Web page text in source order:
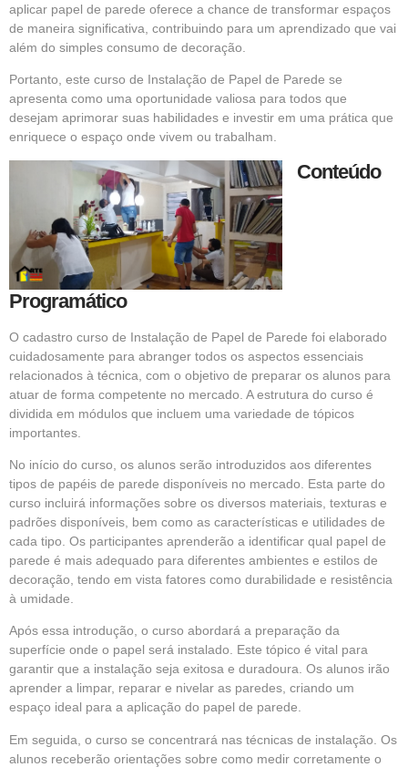
aplicar papel de parede oferece a chance de transformar espaços
de maneira significativa, contribuindo para um aprendizado que vai
além do simples consumo de decoração.
Portanto, este curso de Instalação de Papel de Parede se
apresenta como uma oportunidade valiosa para todos que
desejam aprimorar suas habilidades e investir em uma prática que
enriquece o espaço onde vivem ou trabalham.
Conteúdo
Programático
O cadastro curso de Instalação de Papel de Parede foi elaborado
cuidadosamente para abranger todos os aspectos essenciais
relacionados à técnica, com o objetivo de preparar os alunos para
atuar de forma competente no mercado. A estrutura do curso é
dividida em módulos que incluem uma variedade de tópicos
importantes.
No início do curso, os alunos serão introduzidos aos diferentes
tipos de papéis de parede disponíveis no mercado. Esta parte do
curso incluirá informações sobre os diversos materiais, texturas e
padrões disponíveis, bem como as características e utilidades de
cada tipo. Os participantes aprenderão a identificar qual papel de
parede é mais adequado para diferentes ambientes e estilos de
decoração, tendo em vista fatores como durabilidade e resistência
à umidade.
Após essa introdução, o curso abordará a preparação da
superfície onde o papel será instalado. Este tópico é vital para
garantir que a instalação seja exitosa e duradoura. Os alunos irão
aprender a limpar, reparar e nivelar as paredes, criando um
espaço ideal para a aplicação do papel de parede.
Em seguida, o curso se concentrará nas técnicas de instalação. Os
alunos receberão orientações sobre como medir corretamente o